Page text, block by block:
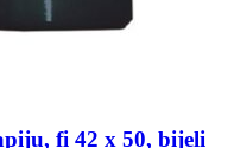
fi 42 x 50, bijeli